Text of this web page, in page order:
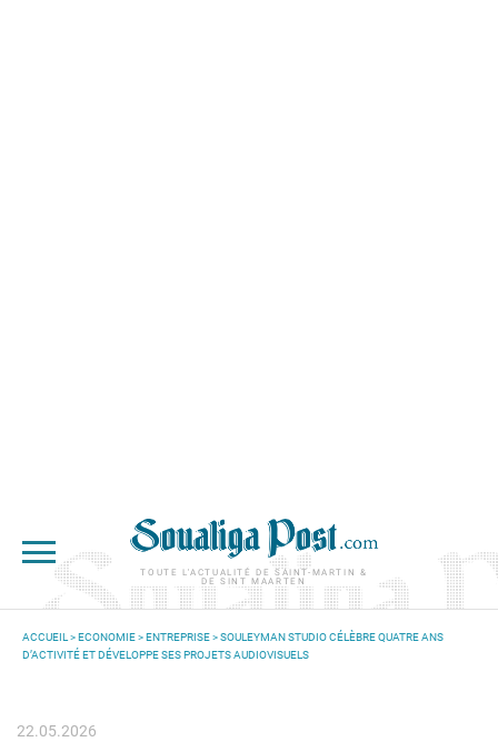
TOUTE L'ACTUALITÉ DE SAINT-MARTIN &
DE SINT MAARTEN
VOUS ÊTES ICI
ACCUEIL >ECONOMIE>ENTREPRISE> SOULEYMAN STUDIO CÉLÈBRE QUATRE ANS
D’ACTIVITÉ ET DÉVELOPPE SES PROJETS AUDIOVISUELS
22.05.2026